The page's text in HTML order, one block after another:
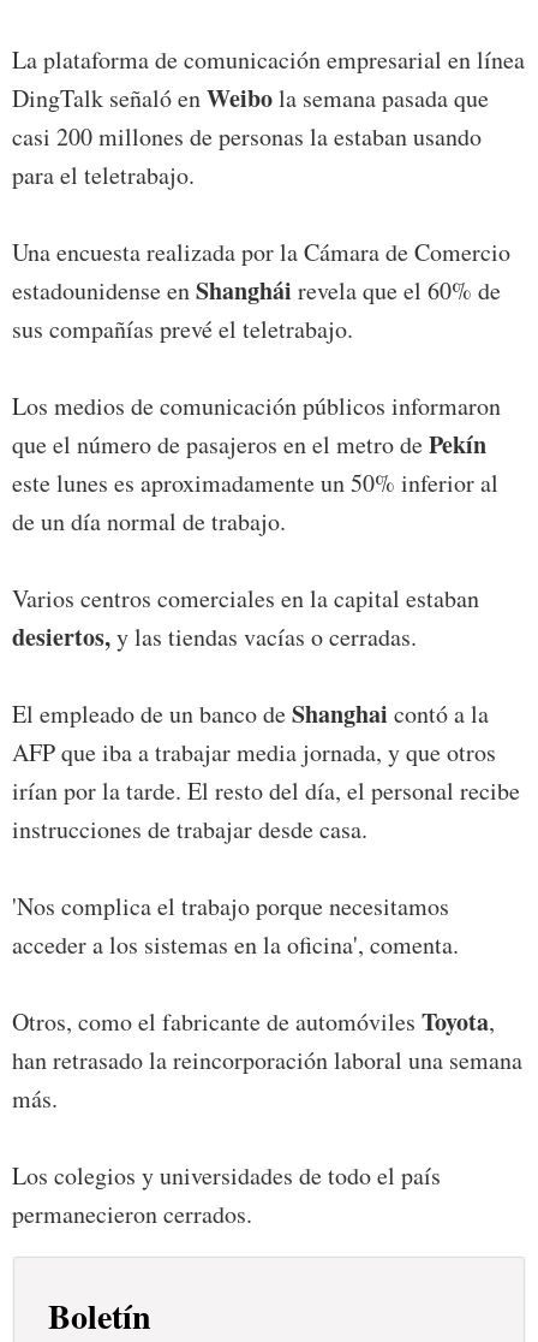
La plataforma de comunicación empresarial en línea
DingTalk señaló enWeibola semana pasada que
casi 200 millones de personas la estaban usando
para el teletrabajo.
Una encuesta realizada por la Cámara de Comercio
estadounidense enShanghái revela que el 60% de
sus compañías prevé el teletrabajo.
Los medios de comunicación públicos informaron
que el número de pasajeros en el metro dePekín
este lunes es aproximadamente un 50% inferior al
de un día normal de trabajo.
Varios centros comerciales en la capital estaban
desiertos,y las tiendas vacías o cerradas.
El empleado de un banco deShanghai contó a la
AFP que iba a trabajar media jornada, y que otros
irían por la tarde. El resto del día, el personal recibe
instrucciones de trabajar desde casa.
'Nos complica el trabajo porque necesitamos
acceder a los sistemas en la oficina', comenta.
Otros, como el fabricante de automóviles Toyota,
han retrasado la reincorporación laboral una semana
más.
Los colegios y universidades de todo el país
permanecieron cerrados.
Boletín